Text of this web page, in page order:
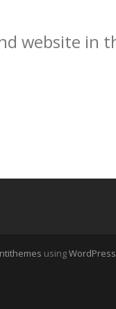
website
usingWordPress